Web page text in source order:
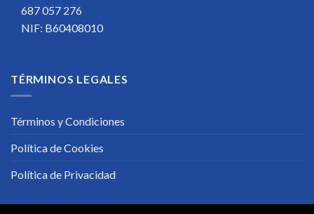
687 057 276
NIF: B60408010
TÉRMINOS LEGALES
Términos y Condiciones
Política de Cookies
Política de Privacidad